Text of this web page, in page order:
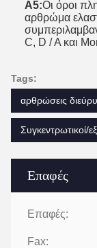
Επαφές
Επαφές:
Fax:
Α5:Οι όροι
αρθρώμα
C, D / A και
Tags:
αρθρώσεις
Συγκεντρωτικοί/